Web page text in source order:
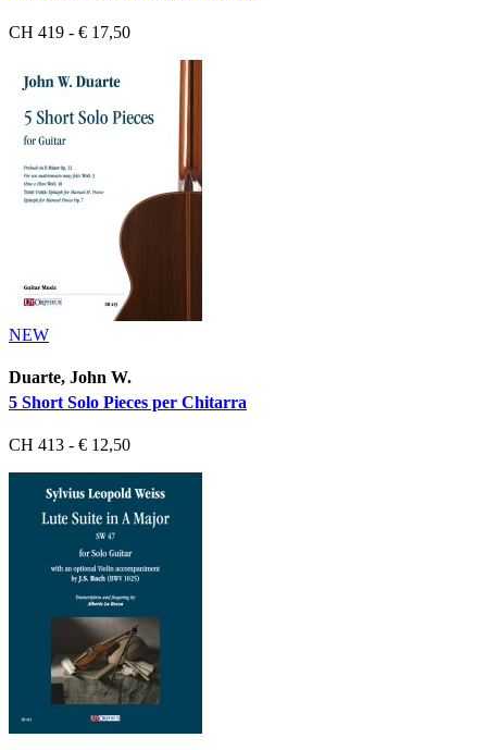
CH 419 - € 17,50
NEW
Duarte, John W.
5 Short Solo Pieces per Chitarra
CH 413 - € 12,50